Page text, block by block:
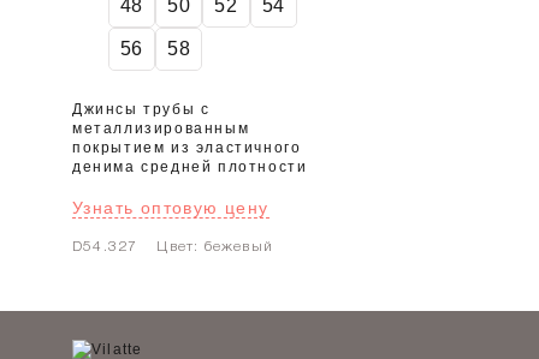
48 50 52 54
56 58
Джинсы трубы с
металлизированным
покрытием из эластичного
денима средней плотности
Узнать оптовую цену
D54.327 Цвет: бежевый